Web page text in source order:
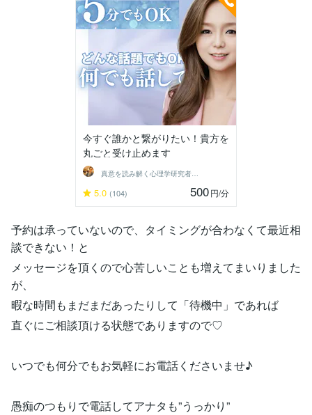
今すぐ誰かと繋がりたい！貴方を
丸ごと受け止めます
真意を読み解く心理学研究者 弥生
5.0 (104) 500円/分
予約は承っていないので、タイミングが合わなくて最近相
談できない！と
メッセージを頂くので心苦しいことも増えてまいりました
が、
暇な時間もまだまだあったりして「待機中」であれば
直ぐにご相談頂ける状態でありますので♡
いつでも何分でもお気軽にお電話くださいませ♪
愚痴のつもりで電話してアナタも”うっかり”